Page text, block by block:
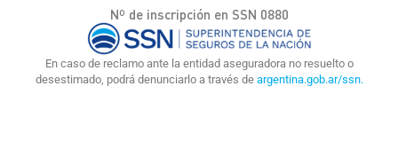
Nº de inscripción en SSN 0880
En caso de reclamo ante la entidad aseguradora no resuelto o
desestimado, podrá denunciarlo a través de argentina.gob.ar/ssn.